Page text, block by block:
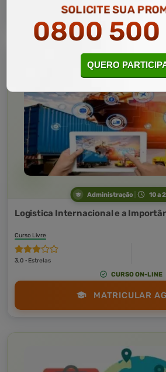
MATRICULAR
Administração 10 a
Logistica Internacional e a
Curso Livre
3,0 · Estrelas
CURSO ON-LINE
MATRICULAR
SOLICITE SUA
0800 500
QUERO